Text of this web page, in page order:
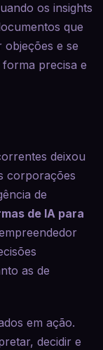
os insights
que
objeções e se
precisa e
deixou
corporações
de
de IA para
as de
em ação.
decidir e